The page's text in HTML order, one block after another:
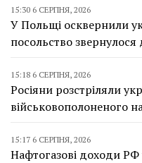
15:30 6 СЕРПНЯ, 2026
У Польщі осквернили
посольство
15:18 6 СЕРПНЯ, 2026
Росіяни розстріляли
військовополоненого
15:17 6 СЕРПНЯ, 2026
Нафтогазові доходи